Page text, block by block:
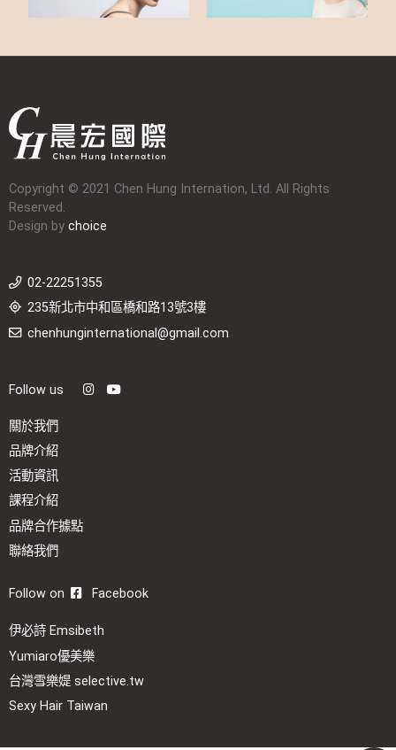
Copyright © 2021 Chen Hung Internation, Ltd. All Rights
Reserved.
Design by choice
02-22251355
235新北市中和區橋和路13號3樓
chenhunginternational@gmail.com
Follow us
關於我們
品牌介紹
活動資訊
課程介紹
品牌合作據點
聯絡我們
Follow on Facebook
伊必詩 Emsibeth
Yumiaro優美樂
台灣雪樂媞 selective.tw
Sexy Hair Taiwan